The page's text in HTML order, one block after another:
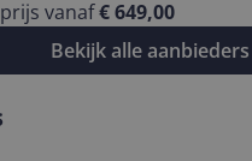
vanaf€ 649,00
Bekijk alle aanbieders